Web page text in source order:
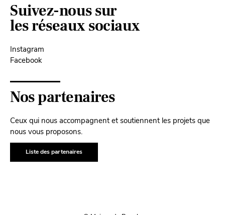
Suivez-nous sur
les réseaux sociaux
Instagram
Facebook
Nos partenaires
Ceux qui nous accompagnent et soutiennent les projets que
nous vous proposons.
Liste des partenaires